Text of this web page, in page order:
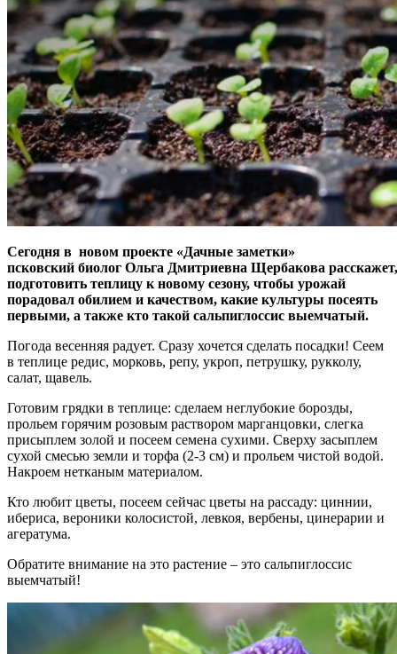
Сегодня в новом проекте «Дачные заметки»
псковский биолог Ольга Дмитриевна Щербакова
подготовить теплицу к новому сезону, чтобы урожай
порадовал обилием и качеством, какие культуры посеять
первыми, а также кто такой сальпиглоссис выемчатый.
Погода весенняя радует. Сразу хочется сделать посадки! Сеем
в теплице редис, морковь, репу, укроп, петрушку, рукколу,
салат, щавель.
Готовим грядки в теплице: сделаем неглубокие борозды,
прольем горячим розовым раствором марганцовки, слегка
присыплем золой и посеем семена сухими. Сверху засыплем
сухой смесью земли и торфа (2-3 см) и прольем чистой водой.
Накроем нетканым материалом.
Кто любит цветы, посеем сейчас цветы на рассаду: циннии,
ибериса, вероники колосистой, левкоя, вербены, цинерарии и
агератума.
Обратите внимание на это растение – это сальпиглоссис
выемчатый!